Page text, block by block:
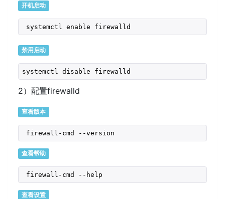
开机启动
禁用启动
systemctl disable firewalld
2）配置firewalld
查看版本
firewall-cmd --version
查看帮助
firewall-cmd --help
查看设置